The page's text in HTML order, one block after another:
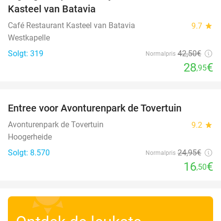
Kasteel van Batavia
Café Restaurant Kasteel van Batavia 9.7 star
Westkapelle
Solgt: 319
Normalpris 42,50€
28,95€
Entree voor Avonturenpark de Tovertuin
Avonturenpark de Tovertuin 9.2 star
Hoogerheide
Solgt: 8.570
Normalpris 24,95€
16,50€